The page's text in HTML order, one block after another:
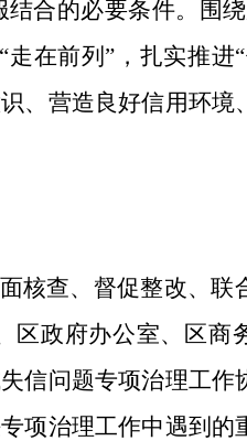
合的必要条件。围
在前列”，扎实推进
、营造良好信用环境
核查、督促整改、联
区政府办公室、区商
信问题专项治理工作
项治理工作中遇到的